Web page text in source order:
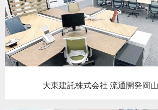
大東建託株式会社 流通開発岡